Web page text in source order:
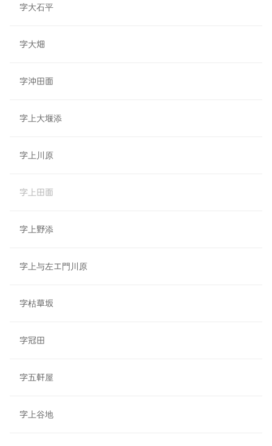
字大石平
字大畑
字沖田面
字上大堰添
字上川原
字上田面
字上野添
字上与左エ門川原
字枯草坂
字冠田
字五軒屋
字上谷地